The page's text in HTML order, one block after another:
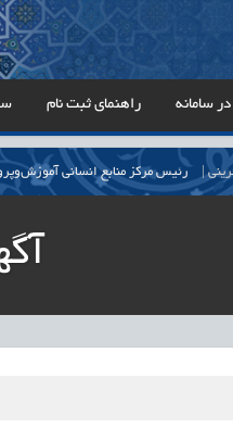
سامانه راهنمای ثبت نام
رئیس مرکز منابع انسانی
رسیدن مجوز ایجاد «سندباکس» به